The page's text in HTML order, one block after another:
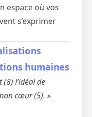
espace où vos
s’exprimer
humaines
l’idéal de
cœur (5). »